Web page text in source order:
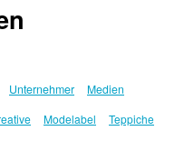
Unternehmer
Medien
Modelabel
Teppiche